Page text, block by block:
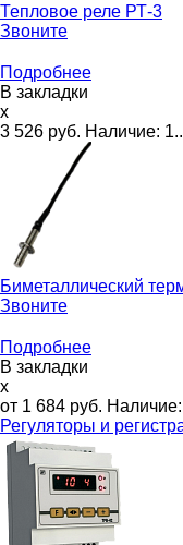
Тепловое реле РТ-3
Звоните
Подробнее
В закладки
x
3 526 руб. Наличие:
Биметаллический
Звоните
Подробнее
В закладки
x
от 1 684 руб. Наличие:
Регуляторы и